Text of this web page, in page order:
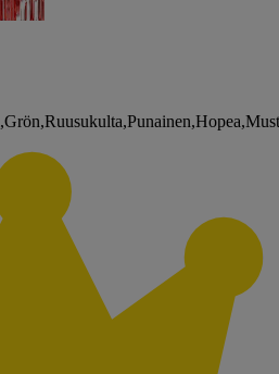
,Grön,Ruusukulta,Punainen,Hopea,